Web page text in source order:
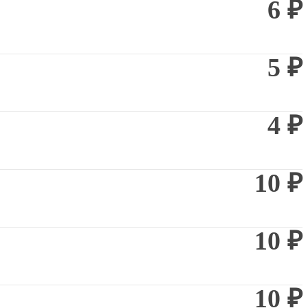
6 ₽
5 ₽
4 ₽
10 ₽
10 ₽
10 ₽